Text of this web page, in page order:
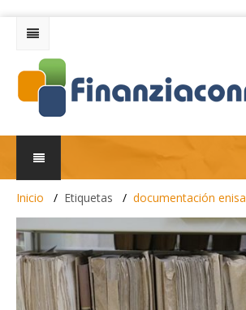
Inicio Etiquetas documentación enisa